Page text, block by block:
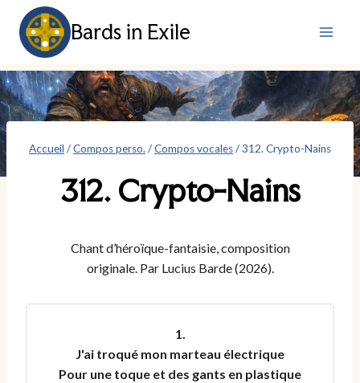
contenu
Bards in Exile
Accueil /Compos perso./Compos vocales/312. Crypto-Nains
312. Crypto-Nains
Chant d’héroïque-fantaisie, composition
originale. Par Lucius Barde (2026).
1.
J'ai troqué mon marteau électrique
Pour une toque et des gants en plastique